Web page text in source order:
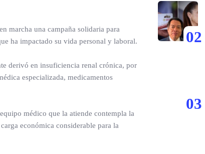
marcha una campaña solidaria para
ha impactado su vida personal y laboral.
derivó en insuficiencia renal crónica, por
especializada, medicamentos
médico que la atiende contempla la
económica considerable para la
02
03